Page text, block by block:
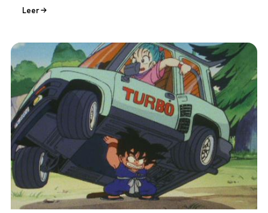
Leer